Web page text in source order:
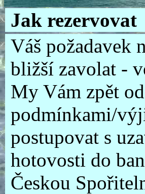
Jak rezervovat
Váš požadavek
bližší zavolat -
My Vám zpět
podmínkami/
postupovat s
hotovosti do
Českou